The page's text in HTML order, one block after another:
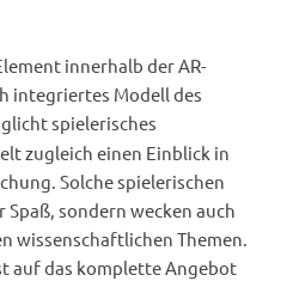
innerhalb der AR-
integriertes Modell des
spielerisches
zugleich einen Einblick in
Solche spielerischen
sondern wecken auch
wissenschaftlichen Themen.
auf das komplette Angebot